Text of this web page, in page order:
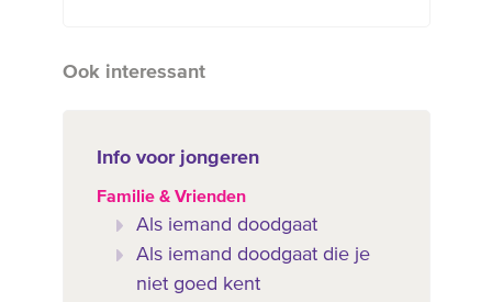
Ook interessant
Info voor jongeren
Familie & Vrienden
Als iemand doodgaat
Als iemand doodgaat die je
niet goed kent